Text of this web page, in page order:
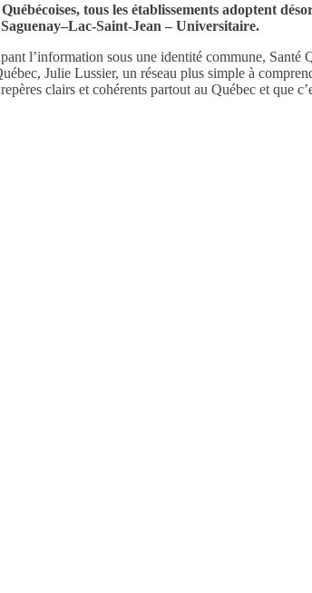
tous les établissements adoptent
Saint-Jean – Universitaire.
l’information sous une identité commune, Santé
Julie Lussier, un réseau plus simple à
clairs et cohérents partout au Québec et que